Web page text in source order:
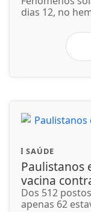
dias 12, no
SAÚDE
Paulistanos
vacina
Dos 512
apenas 62